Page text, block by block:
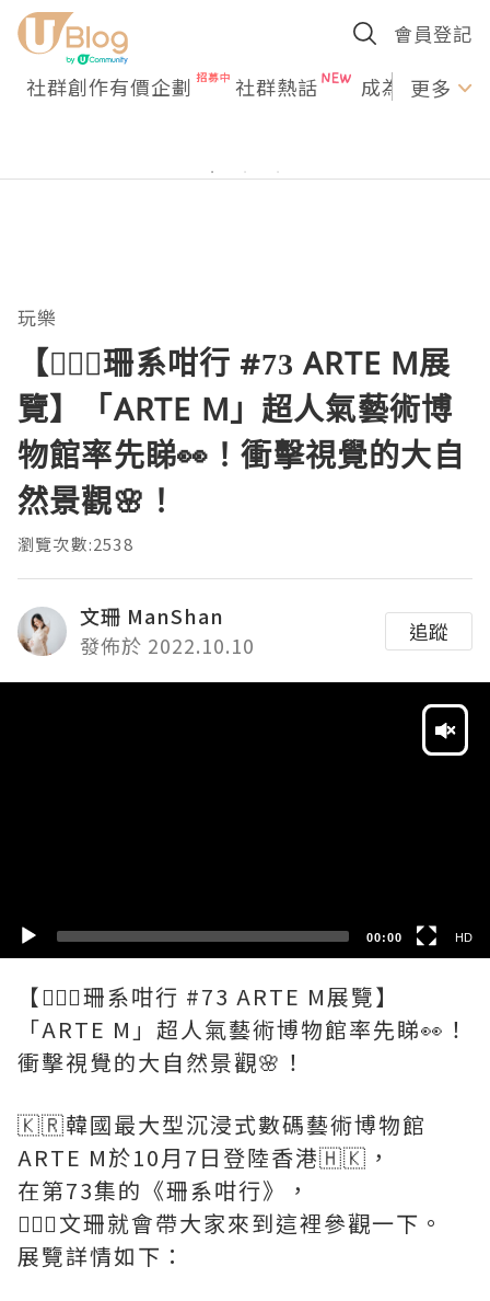
會員登記
社群創作有價企劃 社群熱話 成為U更多
玩樂
【🏃🏻‍♀️珊系咁行 #73 ARTE M展
覽】「ARTE M」超人氣藝術博
物館率先睇👀！衝擊視覺的大自
然景觀🌸！
瀏覽次數:2538
文珊 ManShan
發佈於 2022.10.10
追蹤
00:00 HD
【🏃🏻‍♀️珊系咁行 #73 ARTE M展覽】
「ARTE M」超人氣藝術博物館率先睇👀！
衝擊視覺的大自然景觀🌸！
🇰🇷韓國最大型沉浸式數碼藝術博物館
ARTE M於10月7日登陸香港🇭🇰，
在第73集的《珊系咁行》，
💁🏻‍♀️文珊就會帶大家來到這裡參觀一下。
展覽詳情如下：